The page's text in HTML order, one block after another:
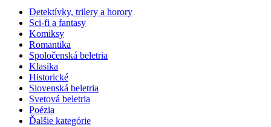
Detektívky, trilery a horory
Sci-fi a fantasy
Komiksy
Romantika
Spoločenská beletria
Klasika
Historické
Slovenská beletria
Svetová beletria
Poézia
Ďalšie kategórie